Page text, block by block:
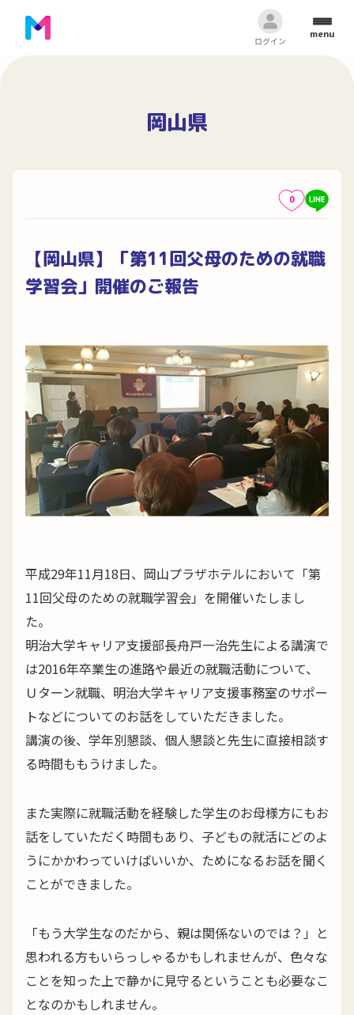
ログイン
menu
岡山県
0
【岡山県】「第11回父母のための就職
学習会」開催のご報告
平成29年11月18日、岡山プラザホテルにおいて「第
11回父母のための就職学習会」を開催いたしまし
た。
明治大学キャリア支援部長舟戸一治先生による講演で
は2016年卒業生の進路や最近の就職活動について、
Ｕターン就職、明治大学キャリア支援事務室のサポー
トなどについてのお話をしていただきました。
講演の後、学年別懇談、個人懇談と先生に直接相談す
る時間ももうけました。
また実際に就職活動を経験した学生のお母様方にもお
話をしていただく時間もあり、子どもの就活にどのよ
うにかかわっていけばいいか、ためになるお話を聞く
ことができました。
「もう大学生なのだから、親は関係ないのでは？」と
思われる方もいらっしゃるかもしれませんが、色々な
ことを知った上で静かに見守るということも必要なこ
となのかもしれません。